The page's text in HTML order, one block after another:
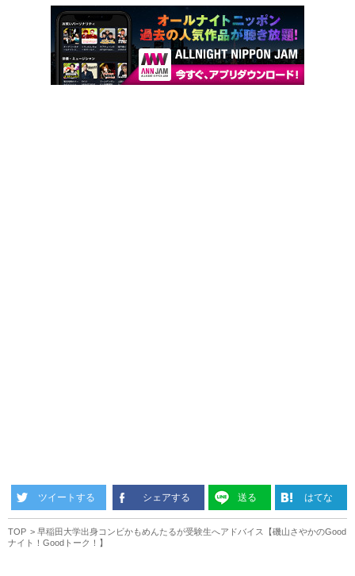
ツイートする シェアする 送る はてな
TOP
早稲田大学出身コンビかもめんたるが受験生へアドバイス【磯山さやかのGood
ナイト！Goodトーク！】